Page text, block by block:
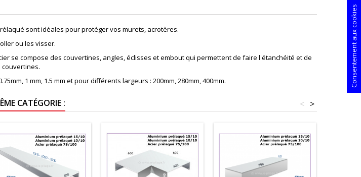
sont idéales pour protéger vos murets, acrotères.
ou les visser.
se compose des couvertines, angles, éclisses et embout qui permettent de faire l'étanchéité et de
1 mm, 1.5 mm et pour différents largeurs : 200mm, 280mm, 400mm.
CATÉGORIE : >
<
Consentement aux cookies